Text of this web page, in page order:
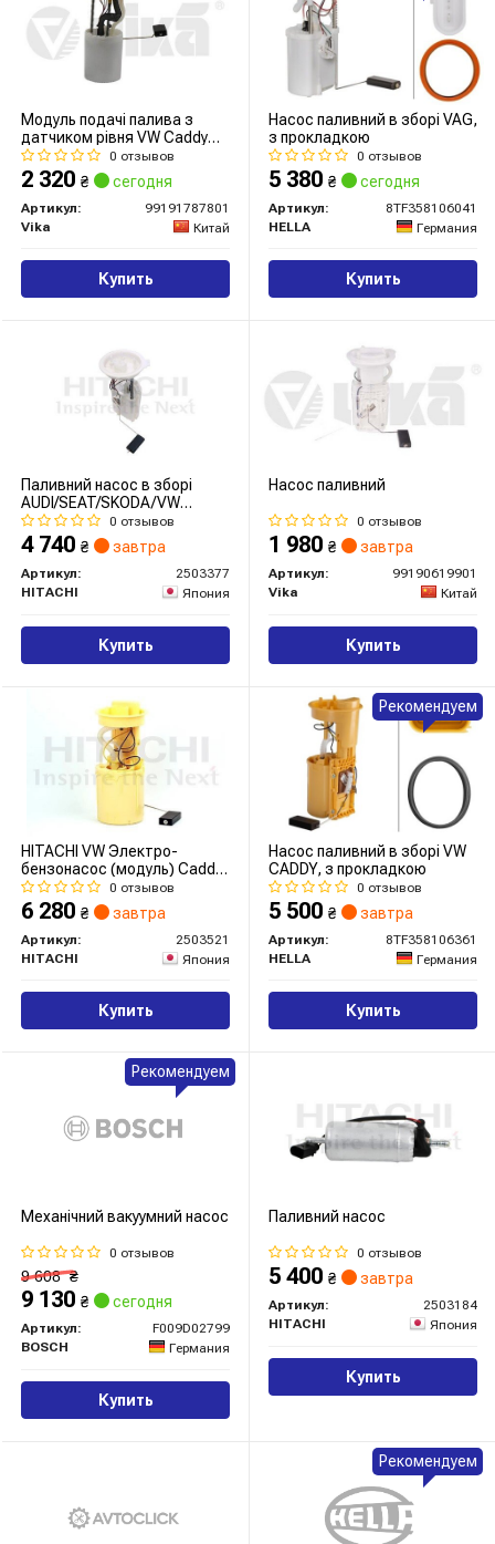
Модуль подачі палива з
датчиком рівня VW Caddy
(04-16/15-) (99191787801)
vika
0 отзывов
2 320 ₴ сегодня
Артикул:
99191787801
Vika
Китай
Купить
Насос паливний в зборі VAG,
з прокладкою
0 отзывов
5 380 ₴ сегодня
Артикул:
8TF358106041
HELLA
Германия
Купить
Паливний насос в зборі
AUDI/SEAT/SKODA/VW
A3/Leon/Octavia/Golf "1,2-3,6
"03>>
0 отзывов
4 740 ₴ завтра
Артикул:
2503377
HITACHI
Япония
Купить
Насос паливний
0 отзывов
1 980 ₴ завтра
Артикул:
99190619901
Vika
Китай
Купить
HITACHI VW Электро-
бензонасос (модуль) Caddy
1,6-2,0TDI 04-0 отзывов
6 280 ₴ завтра
Артикул:
2503521
HITACHI
Япония
Купить
Насос паливний в зборі VW
CADDY, з прокладкою
0 отзывов
5 500 ₴ завтра
Артикул:
8TF358106361
HELLA
Германия
Купить
Рекомендуем
Механічний вакуумний насос
0 отзывов
9 608₴
9 130 ₴ сегодня
Артикул:
F009D02799
BOSCH
Германия
Купить
Рекомендуем
Паливний насос
0 отзывов
5 400 ₴ завтра
Артикул:
2503184
HITACHI
Япония
Купить
Рекомендуем